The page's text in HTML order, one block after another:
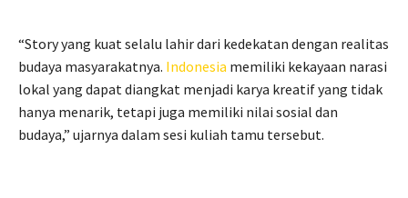
“Story yang kuat selalu lahir dari kedekatan dengan realitas
budaya masyarakatnya. Indonesia memiliki kekayaan narasi
lokal yang dapat diangkat menjadi karya kreatif yang tidak
hanya menarik, tetapi juga memiliki nilai sosial dan
budaya,” ujarnya dalam sesi kuliah tamu tersebut.